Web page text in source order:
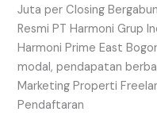
Juta per Closing
Resmi PT Harmoni Grup
Harmoni Prime East
modal, pendapatan
Marketing Properti
Pendaftaran